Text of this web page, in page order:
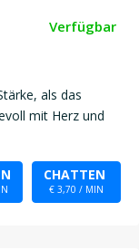
Verfügbar
als das
mit Herz und
CHATTEN
€ 3,70 / MIN